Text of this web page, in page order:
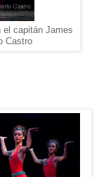
capitán James
Castro